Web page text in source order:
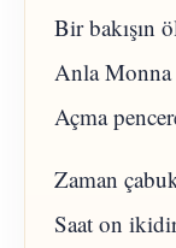
Bir bakışın
Anla
Açma
Zaman
Saat on